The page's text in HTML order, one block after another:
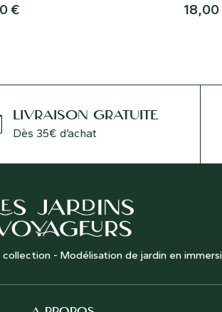
€ 18,00
LIVRAISON GRATUITE
Dès 35€ d’achat
- Modélisation de jardin en